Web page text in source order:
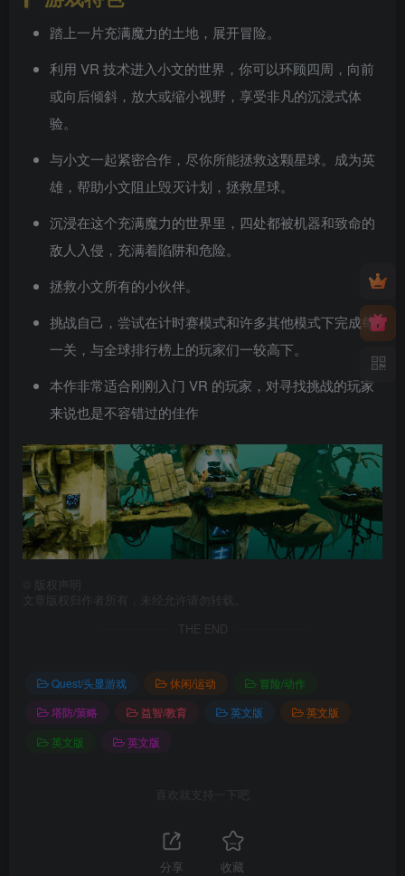
踏上一片充满魔力的土地，展开冒险。
利用 VR 技术进入小文的世界，你可以环顾四周，向前
或向后倾斜，放大或缩小视野，享受非凡的沉浸式体
验。
与小文一起紧密合作，尽你所能拯救这颗星球。成为英
雄，帮助小文阻止毁灭计划，拯救星球。
沉浸在这个充满魔力的世界里，四处都被机器和致命的
敌人入侵，充满着陷阱和危险。
拯救小文所有的小伙伴。
挑战自己，尝试在计时赛模式和许多其他模式下完成每
一关，与全球排行榜上的玩家们一较高下。
本作非常适合刚刚入门 VR 的玩家，对寻找挑战的玩家
来说也是不容错过的佳作
版权声明
文章版权归作者所有，未经允许请勿转载。
THE END
Quest/头显游戏 休闲/运动
冒险/动作
塔防/策略
益智/教育 英文版
英文版
英文版
英文版
喜欢就支持一下吧
分享 收藏